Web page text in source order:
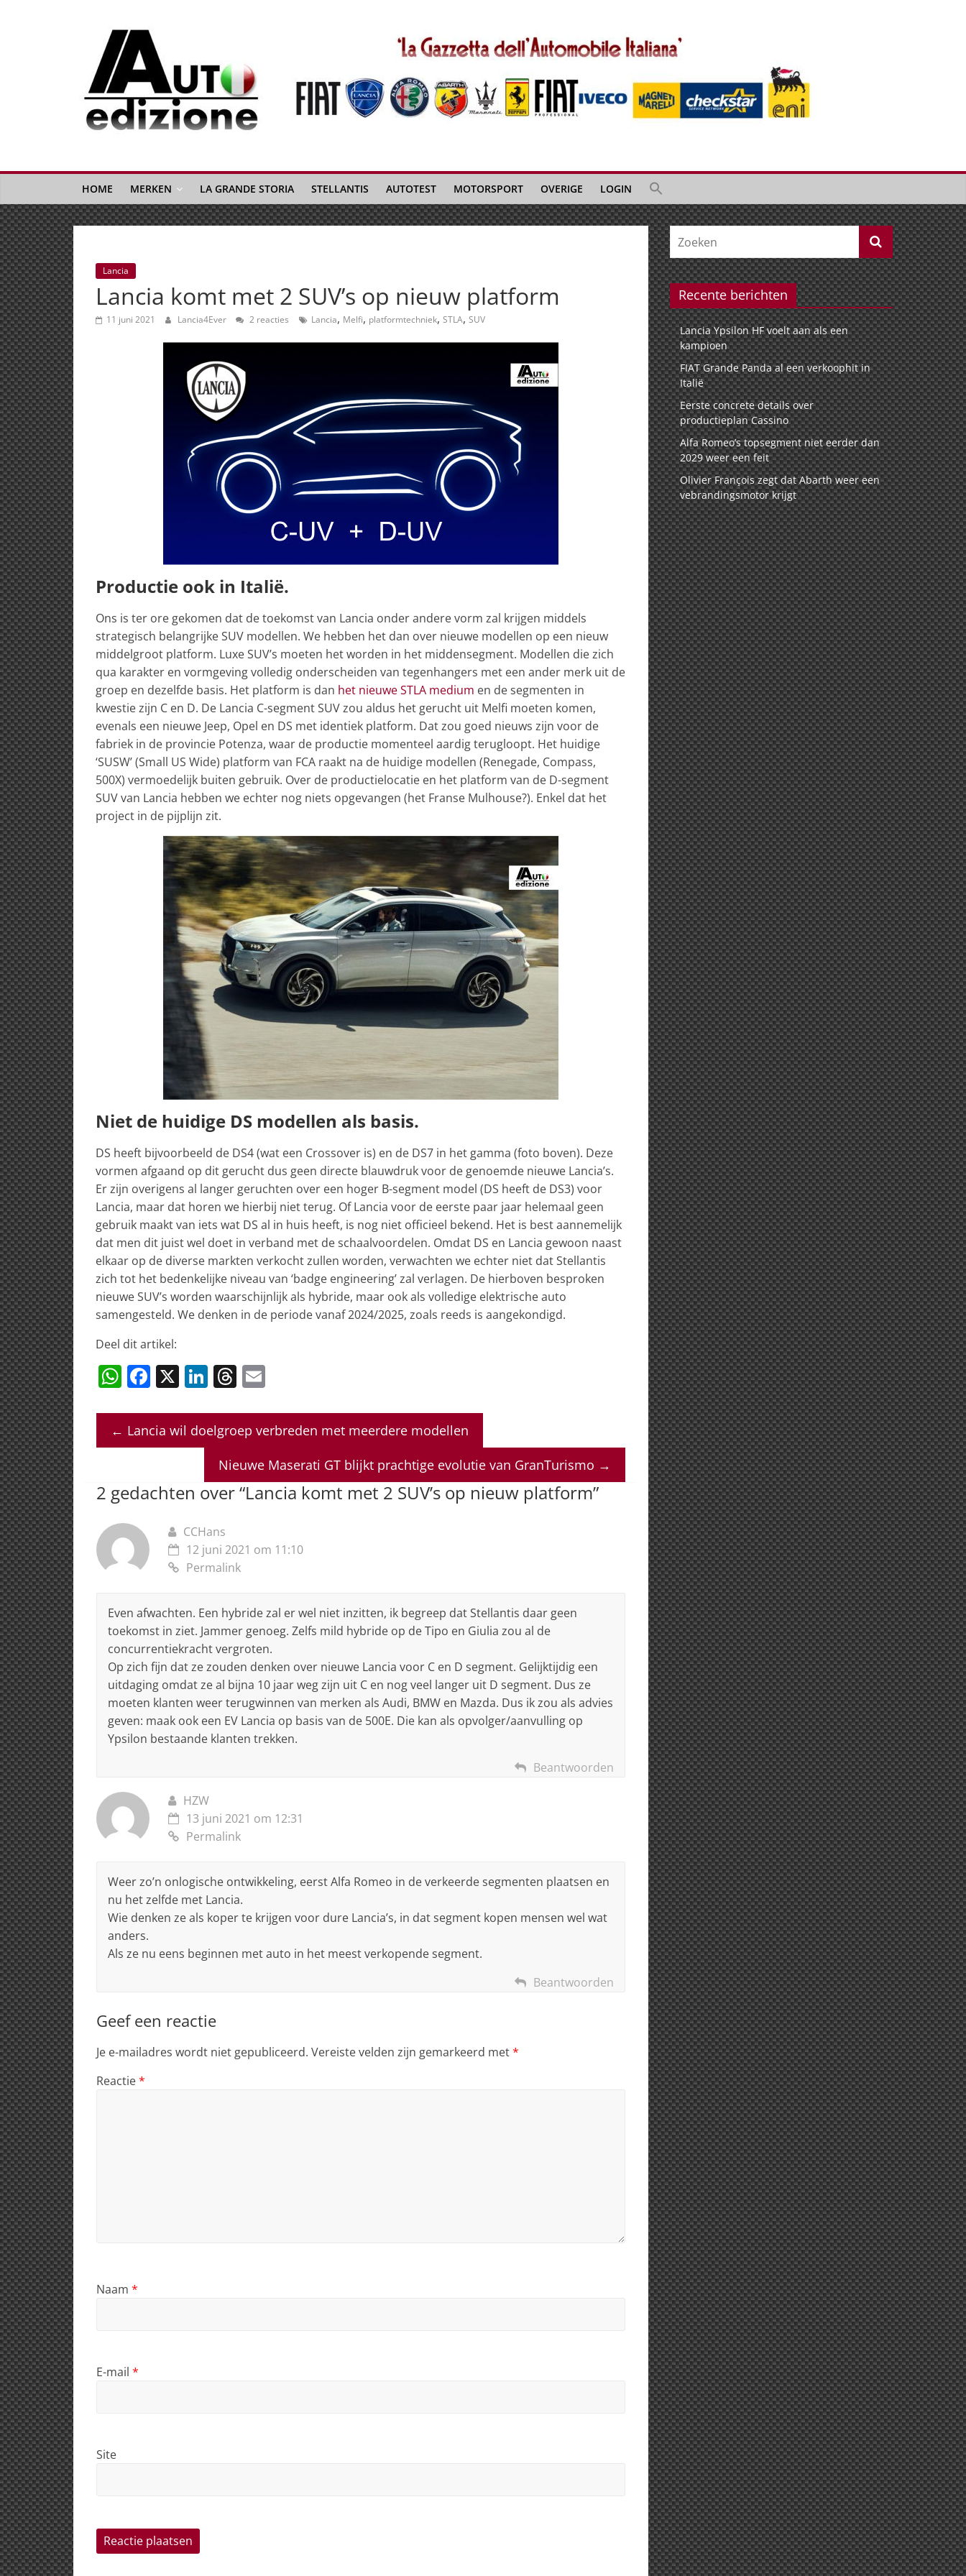
Auto
Edizione
La
Gazetta
dell'Automobile
Italiana
|
Italiaans
autonieuws
&
lifestyle
HOME MERKEN LA GRANDE STORIA STELLANTIS AUTOTEST MOTORSPORT OVERIGE LOGIN
Lancia
Lancia komt met 2 SUV’s op nieuw platform
11 juni 2021 Lancia4Ever 2 reacties Lancia, Melfi, platformtechniek, STLA, SUV
Productie ook in Italië.
Ons is ter ore gekomen dat de toekomst van Lancia onder andere vorm zal krijgen middels
strategisch belangrijke SUV modellen. We hebben het dan over nieuwe modellen op een nieuw
middelgroot platform. Luxe SUV’s moeten het worden in het middensegment. Modellen die zich
qua karakter en vormgeving volledig onderscheiden van tegenhangers met een ander merk uit de
groep en dezelfde basis. Het platform is dan het nieuwe STLA medium en de segmenten in
kwestie zijn C en D. De Lancia C-segment SUV zou aldus het gerucht uit Melfi moeten komen,
evenals een nieuwe Jeep, Opel en DS met identiek platform. Dat zou goed nieuws zijn voor de
fabriek in de provincie Potenza, waar de productie momenteel aardig terugloopt. Het huidige
‘SUSW’ (Small US Wide) platform van FCA raakt na de huidige modellen (Renegade, Compass,
500X) vermoedelijk buiten gebruik. Over de productielocatie en het platform van de D-segment
SUV van Lancia hebben we echter nog niets opgevangen (het Franse Mulhouse?). Enkel dat het
project in de pijplijn zit.
Niet de huidige DS modellen als basis.
DS heeft bijvoorbeeld de DS4 (wat een Crossover is) en de DS7 in het gamma (foto boven). Deze
vormen afgaand op dit gerucht dus geen directe blauwdruk voor de genoemde nieuwe Lancia’s.
Er zijn overigens al langer geruchten over een hoger B-segment model (DS heeft de DS3) voor
Lancia, maar dat horen we hierbij niet terug. Of Lancia voor de eerste paar jaar helemaal geen
gebruik maakt van iets wat DS al in huis heeft, is nog niet officieel bekend. Het is best aannemelijk
dat men dit juist wel doet in verband met de schaalvoordelen. Omdat DS en Lancia gewoon naast
elkaar op de diverse markten verkocht zullen worden, verwachten we echter niet dat Stellantis
zich tot het bedenkelijke niveau van ‘badge engineering’ zal verlagen. De hierboven besproken
nieuwe SUV’s worden waarschijnlijk als hybride, maar ook als volledige elektrische auto
samengesteld. We denken in de periode vanaf 2024/2025, zoals reeds is aangekondigd.
Deel dit artikel:
W
at
s
p
F
c
e
o
X Li
k
e
dI
n
T
re
a
d
s
ai
l
← Lancia wil doelgroep verbreden met meerdere modellen
Nieuwe Maserati GT blijkt prachtige evolutie van GranTurismo →
2 gedachten over “Lancia komt met 2 SUV’s op nieuw platform”
CCHans
12 juni 2021 om 11:10
Permalink
Even afwachten. Een hybride zal er wel niet inzitten, ik begreep dat Stellantis daar geen
toekomst in ziet. Jammer genoeg. Zelfs mild hybride op de Tipo en Giulia zou al de
concurrentiekracht vergroten.
Op zich fijn dat ze zouden denken over nieuwe Lancia voor C en D segment. Gelijktijdig een
uitdaging omdat ze al bijna 10 jaar weg zijn uit C en nog veel langer uit D segment. Dus ze
moeten klanten weer terugwinnen van merken als Audi, BMW en Mazda. Dus ik zou als advies
geven: maak ook een EV Lancia op basis van de 500E. Die kan als opvolger/aanvulling op
Ypsilon bestaande klanten trekken.
Beantwoorden
HZW
13 juni 2021 om 12:31
Permalink
Weer zo’n onlogische ontwikkeling, eerst Alfa Romeo in de verkeerde segmenten plaatsen en
nu het zelfde met Lancia.
Wie denken ze als koper te krijgen voor dure Lancia’s, in dat segment kopen mensen wel wat
anders.
Als ze nu eens beginnen met auto in het meest verkopende segment.
Beantwoorden
Geef een reactie
Je e-mailadres wordt niet gepubliceerd. Vereiste velden zijn gemarkeerd met*
Reactie*
Naam *
E-mail *
Site
Recente berichten
Lancia Ypsilon HF voelt aan als een
kampioen
FIAT Grande Panda al een verkoophit in
Italië
Eerste concrete details over
productieplan Cassino
Alfa Romeo’s topsegment niet eerder dan
2029 weer een feit
Olivier François zegt dat Abarth weer een
vebrandingsmotor krijgt